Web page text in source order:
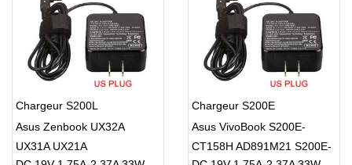
Chargeur S200L
Asus Zenbook UX32A
UX31A UX21A
Chargeur S200E
Asus VivoBook S200E-
CT158H AD891M21 S200E-